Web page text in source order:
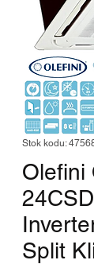
Stok kodu:
Olefini
Split